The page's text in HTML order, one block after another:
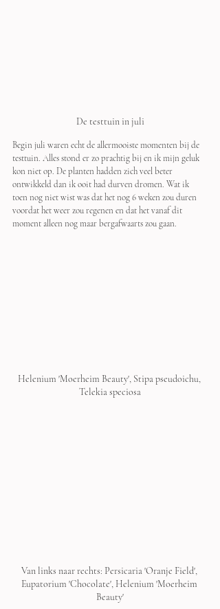
De testtuin in juli
Begin juli waren echt de allermooiste momenten bij de
testtuin. Alles stond er zo prachtig bij en ik mijn geluk
kon niet op. De planten hadden zich veel beter
ontwikkeld dan ik ooit had durven dromen. Wat ik
toen nog niet wist was dat het nog 6 weken zou duren
voordat het weer zou regenen en dat het vanaf dit
moment alleen nog maar bergafwaarts zou gaan.
Helenium 'Moerheim Beauty', Stipa pseudoichu,
Telekia speciosa
Van links naar rechts: Persicaria 'Oranje Field',
Eupatorium 'Chocolate', Helenium 'Moerheim
Beauty'